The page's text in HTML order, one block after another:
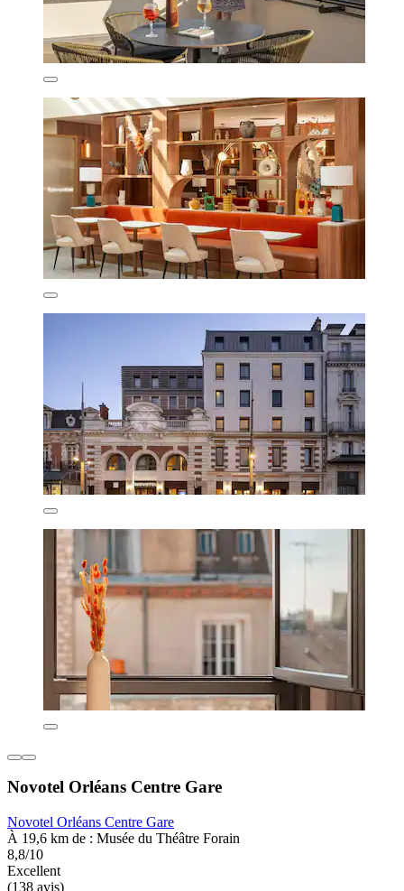
Novotel Orléans Centre Gare
Novotel Orléans Centre Gare
À 19,6 km de : Musée du Théâtre Forain
8,8/10
Excellent
(138 avis)